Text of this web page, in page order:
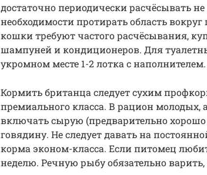
достаточно периодически расчёсывать
необходимости протирать область
кошки требуют частого расчёсывания,
шампуней и кондиционеров. Для
укромном месте 1-2 лотка с наполнителем.
Кормить британца следует сухим
премиального класса. В рацион
включать сырую (предварительно
говядину. Не следует давать на
корма эконом-класса. Если питомец
неделю. Речную рыбу обязательно